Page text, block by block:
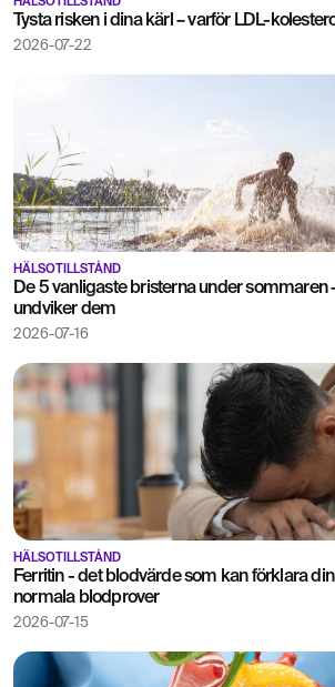
Tysta risken i dina kärl – varför LDL-
2026-07-22
HÄLSOTILLSTÅND
De 5 vanligaste bristerna under sommaren
undviker dem
2026-07-16
HÄLSOTILLSTÅND
Ferritin - det blodvärde som kan förklara
normala blodprover
2026-07-15